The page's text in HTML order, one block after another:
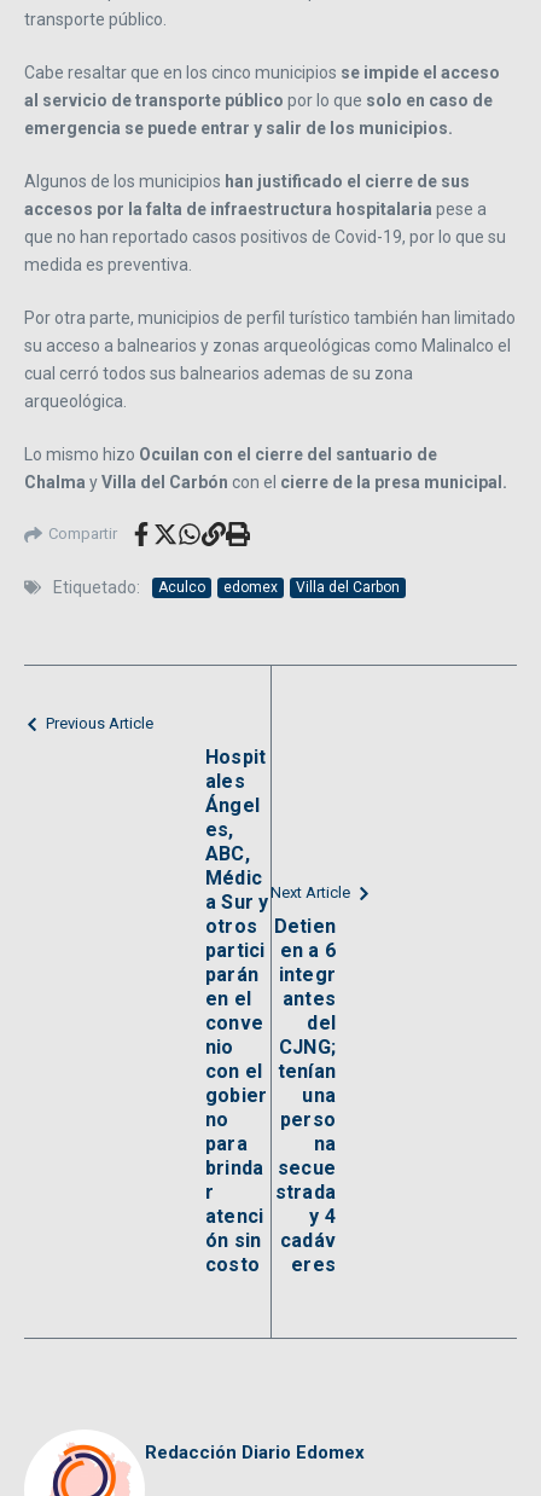
transporte público.
Cabe resaltar que en los cinco municipios se impide el acceso
al servicio de transporte público por lo que solo en caso de
emergencia se puede entrar y salir de los municipios.
Algunos de los municipios han justificado el cierre de sus
accesos por la falta de infraestructura hospitalaria pese a
que no han reportado casos positivos de Covid-19, por lo que su
medida es preventiva.
Por otra parte, municipios de perfil turístico también han limitado
su acceso a balnearios y zonas arqueológicas como Malinalco el
cual cerró todos sus balnearios ademas de su zona
arqueológica.
Lo mismo hizo Ocuilan con el cierre del santuario de
Chalma yVilla del Carbón con el cierre de la presa municipal.
Compartir
Etiquetado: Aculco edomex Villa del Carbon
Previous Article
Hospit
ales
Ángel
es,
ABC,
Médic
a Sur y
otros
partici
parán
en el
conve
nio
con el
gobier
no
para
brinda
r
atenci
ón sin
costo
Next Article
Detien
en a 6
integr
antes
del
CJNG;
tenían
una
perso
na
secue
strada
y 4
cadáv
eres
Redacción Diario Edomex